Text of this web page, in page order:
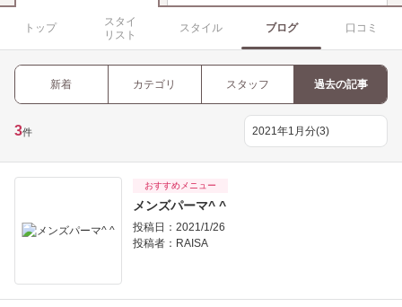
トップ
スタイ
リスト
スタイル ブログ 口コミ
新着 カテゴリ スタッフ 過去の記事
3件
おすすめメニュー
メンズパーマ^ ^
投稿日：2021/1/26
投稿者： RAISA